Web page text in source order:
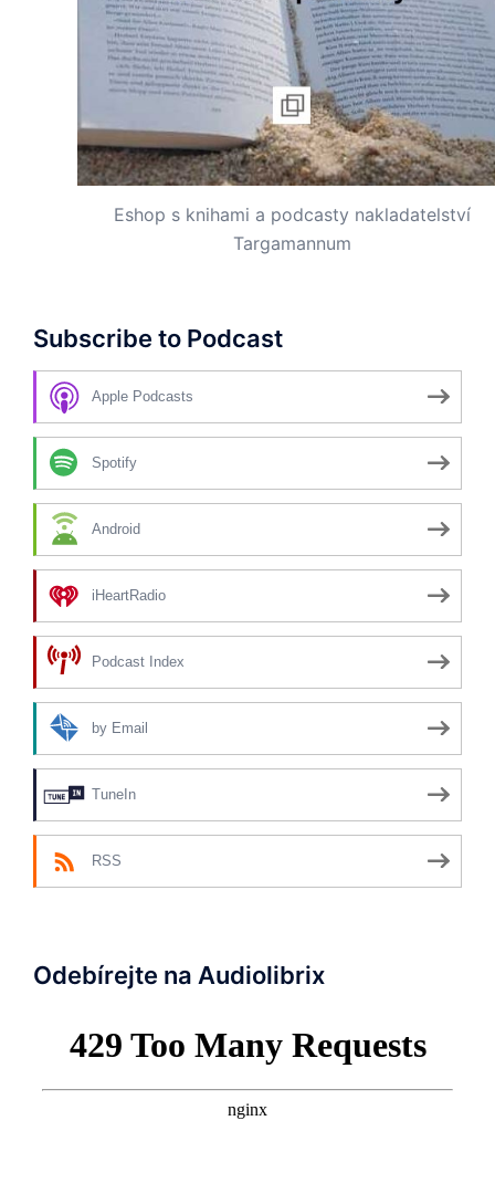
Eshop s knihami a podcasty nakladatelství
Targamannum
Subscribe to Podcast
Apple Podcasts
Spotify
Android
iHeartRadio
Podcast Index
by Email
TuneIn
RSS
Odebírejte na Audiolibrix